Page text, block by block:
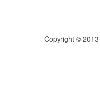
Copyright © 2013